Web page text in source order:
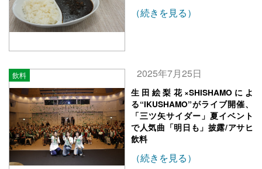
（続きを見る）
飲料 2025年7月25日
生田絵梨花×SHISHAMOによ
る“IKUSHAMO”がライブ開催、
「三ツ矢サイダー」夏イベント
で人気曲「明日も」披露/アサヒ
飲料
（続きを見る）